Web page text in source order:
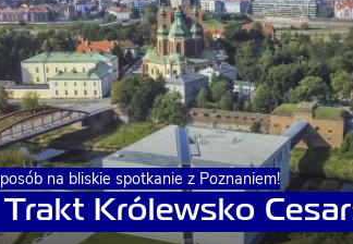
na bliskie spotkanie z Poznaniem!
Trakt Królewsko